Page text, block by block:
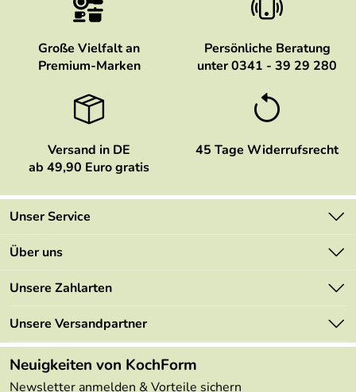
Große Vielfalt an
Premium-Marken
Persönliche Beratung
unter 0341 - 39 29 280
Versand in DE
ab 49,90 Euro gratis
45 Tage Widerrufsrecht
Unser Service
Kontakt
Mehrwertsteuerfrei
Retourenportal
FAQs
Lieferbedingungen
Über uns
Marken
Angebote
Made in Germany
Themen
Unsere Zahlarten
Unsere Versandpartner
Neuigkeiten von KochForm
Newsletter anmelden & Vorteile sichern